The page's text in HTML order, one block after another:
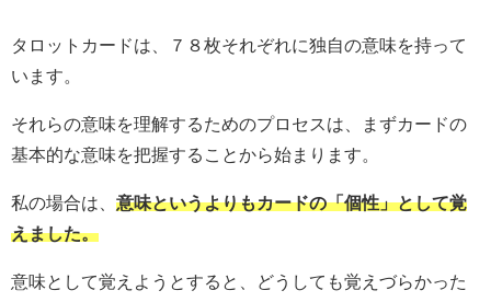
タロットカードは、７８枚それぞれに独自の意味を持って
います。
それらの意味を理解するためのプロセスは、まずカードの
基本的な意味を把握することから始まります。
私の場合は、 意味というよりもカードの「個性」として覚
えました。
意味として覚えようとすると、どうしても覚えづらかった